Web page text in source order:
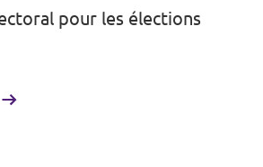
pour les élections